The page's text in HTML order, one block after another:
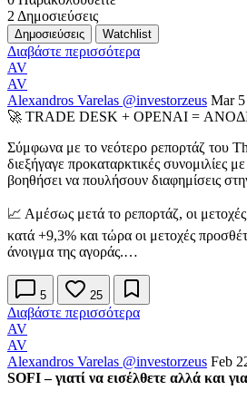
2 Δημοσιεύσεις
Δημοσιεύσεις Watchlist
Διαβάστε περισσότερα
AV
AV
Alexandros Varelas @investorzeus Mar 5
🚀 TRADE DESK + OPENAI =
Σύμφωνα με το νεότερο ρεπορτάζ του
διεξήγαγε προκαταρκτικές συνομιλίες με
βοηθήσει να πουλήσουν διαφημίσεις
📈 Αμέσως μετά το ρεπορτάζ, οι
κατά +9,3% και τώρα οι μετοχές
άνοιγμα της αγοράς.…
5 25
Διαβάστε περισσότερα
AV
AV
Alexandros Varelas @investorzeus Feb
SOFI – γιατί να εισέλθετε αλλά και